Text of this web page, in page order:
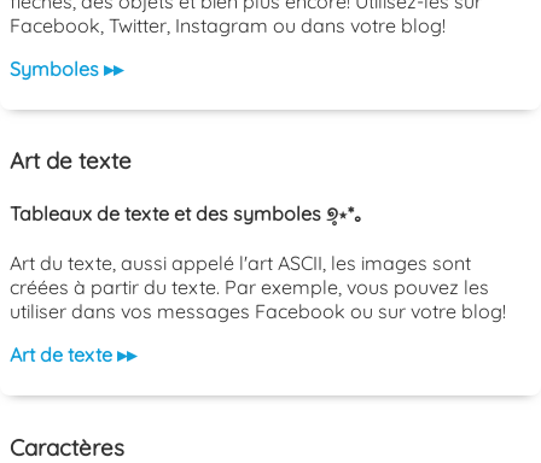
Facebook, Twitter, Instagram ou dans votre blog!
Symboles ▸▸
Art de texte
Tableaux de texte et des symboles ୭̥⋆*｡
Art du texte, aussi appelé l'art ASCII, les images sont
créées à partir du texte. Par exemple, vous pouvez les
utiliser dans vos messages Facebook ou sur votre blog!
Art de texte ▸▸
Caractères